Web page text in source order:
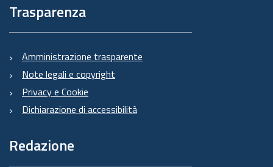
Trasparenza
Amministrazione trasparente
Note legali e copyright
Privacy e Cookie
Dichiarazione di accessibilità
Redazione